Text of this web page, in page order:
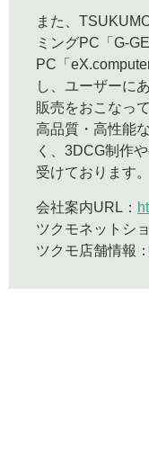
また、
ミングPC「G-
PC「
し、ユーザーに
販売をおこなっ
高品質・高性能
く、3DCG制作
受けております。
会社案内URL：
ツクモネットシ
ツクモ店舗情報：